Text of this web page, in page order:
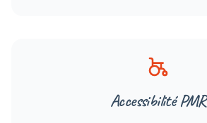
Accessibilité PMR